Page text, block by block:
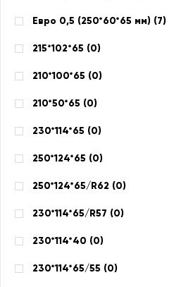
Евро 0,5 (250*60*65 мм) (7)
215*102*65 (0)
210*100*65 (0)
210*50*65 (0)
230*114*65 (0)
250*124*65 (0)
250*124*65/R62 (0)
230*114*65/R57 (0)
230*114*40 (0)
230*114*65/55 (0)